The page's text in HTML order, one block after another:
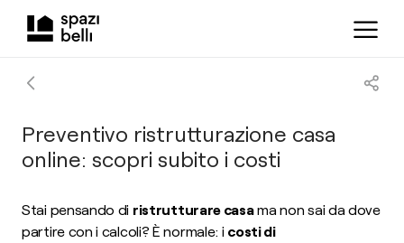
Preventivo ristrutturazione casa
online: scopri subito i costi
Stai pensando di ristrutturare casama non sai da dove
partire con i calcoli? È normale: i costi di